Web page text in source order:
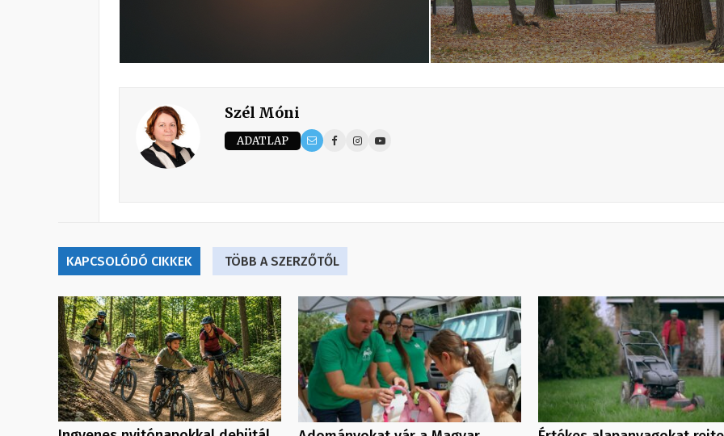
Szél Móni
ADATLAP
KAPCSOLÓDÓ CIKKEK TÖBB A SZERZŐTŐL